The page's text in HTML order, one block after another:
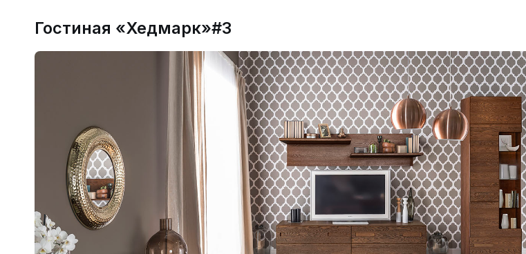
Гостиная «Хедмарк»#3